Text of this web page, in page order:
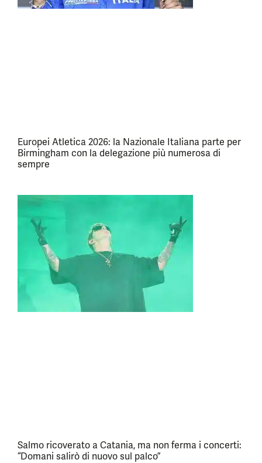
Europei Atletica 2026: la Nazionale Italiana parte per
Birmingham con la delegazione più numerosa di
sempre
Salmo ricoverato a Catania, ma non ferma i concerti:
“Domani salirò di nuovo sul palco”